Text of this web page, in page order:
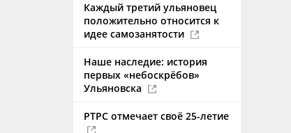
Каждый третий ульяновец
положительно относится к
идее самозанятости
Наше наследие: история
первых «небоскрёбов»
Ульяновска
РТРС отмечает своё 25-летие